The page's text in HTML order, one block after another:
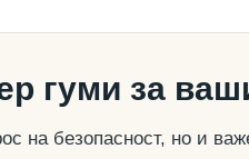
гуми за
на безопасност, но и